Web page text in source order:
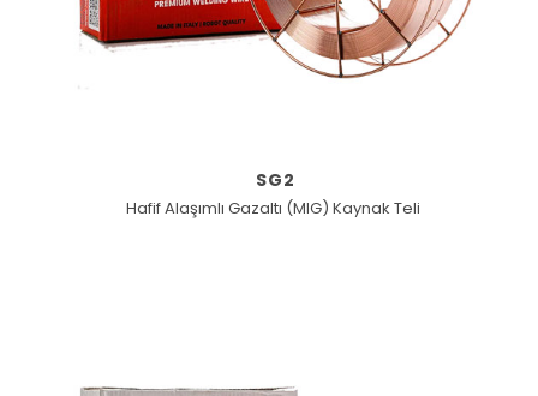
SG2
Hafif Alaşımlı Gazaltı (MIG) Kaynak Teli